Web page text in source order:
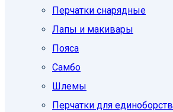
Перчатки снарядные
Лапы и макивары
Пояса
Самбо
Шлемы
Перчатки для единоборств